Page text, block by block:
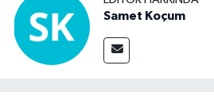
Samet Koçum